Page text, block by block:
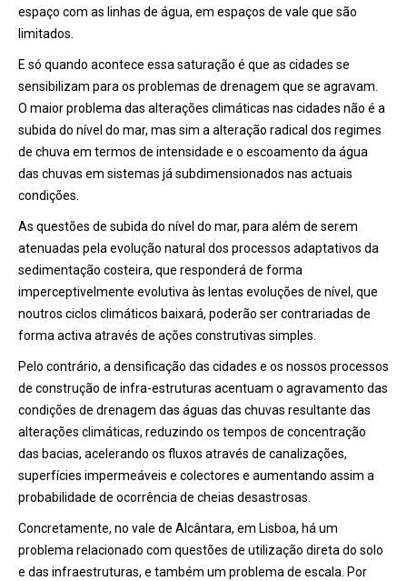
espaço com as linhas de água, em espaços de vale que são
limitados.
E só quando acontece essa saturação é que as cidades se
sensibilizam para os problemas de drenagem que se agravam.
O maior problema das alterações climáticas nas cidades não é a
subida do nível do mar, mas sim a alteração radical dos regimes
de chuva em termos de intensidade e o escoamento da água
das chuvas em sistemas já subdimensionados nas actuais
condições.
As questões de subida do nível do mar, para além de serem
atenuadas pela evolução natural dos processos adaptativos da
sedimentação costeira, que responderá de forma
imperceptivelmente evolutiva às lentas evoluções de nível, que
noutros ciclos climáticos baixará, poderão ser contrariadas de
forma activa através de ações construtivas simples.
Pelo contrário, a densificação das cidades e os nossos processos
de construção de infra-estruturas acentuam o agravamento das
condições de drenagem das águas das chuvas resultante das
alterações climáticas, reduzindo os tempos de concentração
das bacias, acelerando os fluxos através de canalizações,
superfícies impermeáveis e colectores e aumentando assim a
probabilidade de ocorrência de cheias desastrosas.
Concretamente, no vale de Alcântara, em Lisboa, há um
problema relacionado com questões de utilização direta do solo
e das infraestruturas, e também um problema de escala. Por